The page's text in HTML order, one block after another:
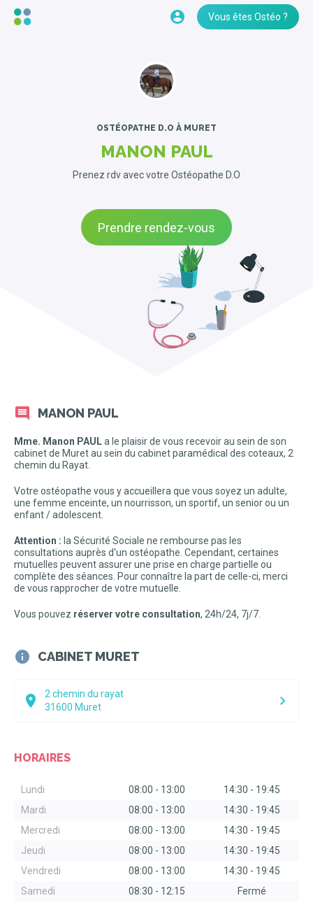
Vous êtes Ostéo ?
OSTÉOPATHE D.O À MURET
MANON PAUL
Prenez rdv avec votre Ostéopathe D.O
Prendre rendez-vous
MANON PAUL
Mme. Manon PAULa le plaisir de vous recevoir au sein de son
cabinet de Muret au sein du cabinet paramédical des coteaux, 2
chemin du Rayat.
Votre ostéopathe vous y accueillera que vous soyez un adulte,
une femme enceinte, un nourrisson, un sportif, un senior ou un
enfant / adolescent.
Attention : la Sécurité Sociale ne rembourse pas les
consultations auprès d'un ostéopathe. Cependant, certaines
mutuelles peuvent assurer une prise en charge partielle ou
complète des séances. Pour connaître la part de celle-ci, merci
de vous rapprocher de votre mutuelle.
Vous pouvez réserver votre consultation, 24h/24, 7j/7.
CABINET MURET
2 chemin du rayat
31600 Muret
HORAIRES
Lundi 08:00 - 13:00 14:30 - 19:45
Mardi
08:00 - 13:00 14:30 - 19:45
Mercredi
08:00 - 13:00 14:30 - 19:45
Jeudi
08:00 - 13:00 14:30 - 19:45
Vendredi
08:00 - 13:00 14:30 - 19:45
Samedi
08:30 - 12:15
Fermé